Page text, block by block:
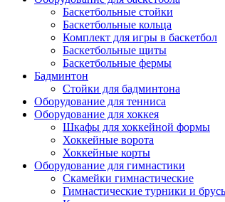
Баскетбольные стойки
Баскетбольные кольца
Комплект для игры в баскетбол
Баскетбольные щиты
Баскетбольные фермы
Бадминтон
Стойки для бадминтона
Оборудование для тенниса
Оборудование для хоккея
Шкафы для хоккейной формы
Хоккейные ворота
Хоккейные корты
Оборудование для гимнастики
Скамейки гимнастические
Гимнастические турники и